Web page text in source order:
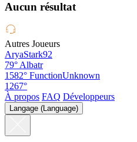
Aucun résultat
Autres Joueurs
AryaStark92
79° Albatr
1582° FunctionUnknown
1267°
À propos FAQ Développeurs
Langage (Language)